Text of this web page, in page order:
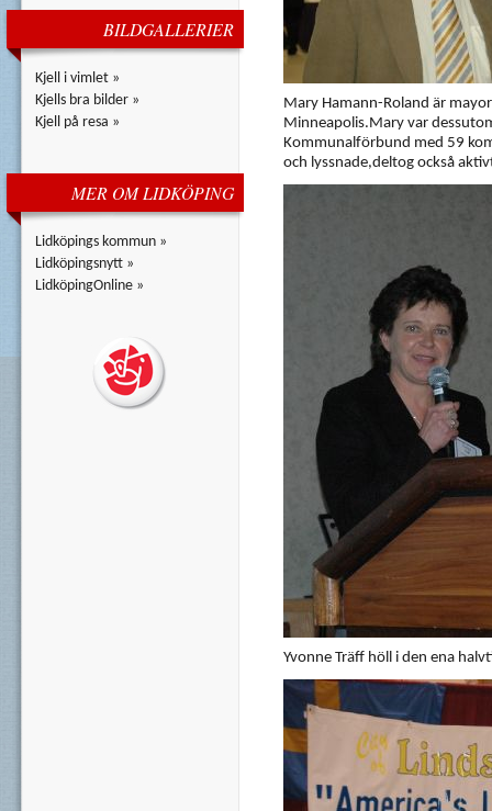
BILDGALLERIER
Kjell i vimlet »
Kjells bra bilder »
Kjell på resa »
MER OM LIDKÖPING
Lidköpings kommun »
Lidköpingsnytt »
LidköpingOnline »
Mary Hamann-Roland är
Minneapolis.Mary var
Kommunalförbund med 59
och lyssnade,deltog också
Yvonne Träff höll i den ena